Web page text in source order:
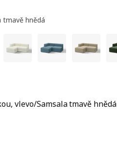
vlevo/Samsala tmavě hnědá
tmavě hnědá